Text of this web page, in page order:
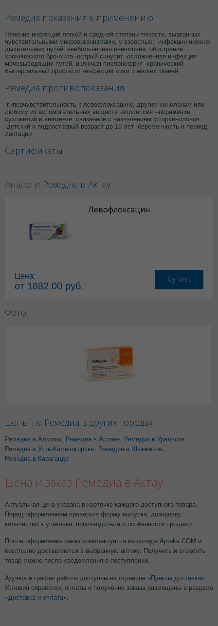
Ремедиа показания к применению
Лечение инфекций легкой и средней степени тяжести, вызванных
чувствительными микроорганизмами, у взрослых: -инфекции нижних
дыхательных путей: внебольничная пневмония, обострение
хронического бронхита -острый синусит -осложненная инфекция
мочевыводящих путей, включая пиелонефрит -хронический
бактериальный простатит -инфекции кожи и мягких тканей
Ремедиа противопоказания
-гиперчувствительность к левофлоксацину, другим хинолонам или
любому из вспомогательных веществ -эпилепсия --поражение
сухожилий в анамнезе, связанное с назначением фторхинолонов
-детский и подростковый возраст до 18 лет -беременность и период
лактации
Сертификаты
Аналоги Ремедиа в Актау
Левофлоксацин
Цена:
от 1882.00 руб.
Купить
Фото
Цены на Ремедиа в других городах
Ремедиа в Алматы Ремедиа в Астане Ремедиа в Уральске
Ремедиа в Усть-Каменогорске
Ремедиа в Шымкенте
Ремедиа в Караганде
Цена и заказ Ремедиа в Актау
Актуальная цена указана в карточке каждого доступного товара.
Перед оформлением проверьте форму выпуска, дозировку,
количество в упаковке, производителя и особенности продажи.
После оформления заказ комплектуется на складе Apteka.COM и
бесплатно доставляется в выбранную аптеку. Получить и оплатить
товар можно после уведомления о поступлении.
Адреса и график работы доступны на странице «Пункты доставки»
Условия обработки, оплаты и получения заказа размещены в разделе
«Доставка и оплата»